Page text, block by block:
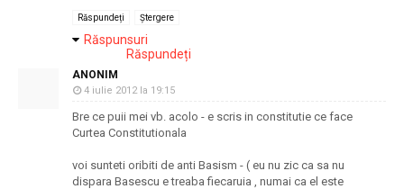
Răspundeți Ștergere
Răspunsuri
Răspundeți
ANONIM
4 iulie 2012 la 19:15
Bre ce puii mei vb. acolo - e scris in constitutie ce face
Curtea Constitutionala
voi sunteti oribiti de anti Basism - ( eu nu zic ca sa nu
dispara Basescu e treaba fiecaruia , numai ca el este